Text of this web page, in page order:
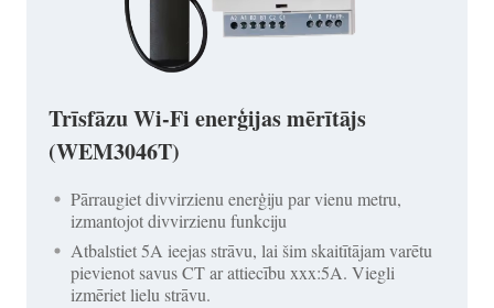
Trīsfāzu Wi-Fi enerģijas mērītājs
(WEM3046T)
Pārraugiet divvirzienu enerģiju par vienu metru,
izmantojot divvirzienu funkciju
Atbalstiet 5A ieejas strāvu, lai šim skaitītājam varētu
pievienot savus CT ar attiecību xxx:5A. Viegli
izmēriet lielu strāvu.